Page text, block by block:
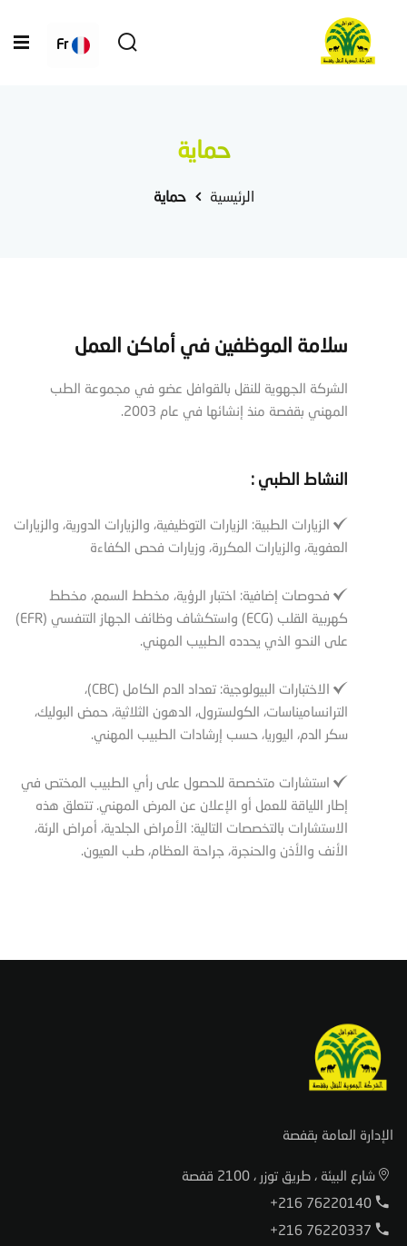
Fr
حماية
الرئيسية حماية
سلامة الموظفين في أماكن العمل
الشركة الجهوية للنقل بالقوافل عضو في مجموعة الطب
المهني بقفصة منذ إنشائها في عام 2003.
النشاط الطبي :
الزيارات الطبية: الزيارات التوظيفية، والزيارات الدورية، والزيارات
العفوية، والزيارات المكررة، وزيارات فحص الكفاءة
فحوصات إضافية: اختبار الرؤية، مخطط السمع، مخطط
كهربية القلب (ECG) واستكشاف وظائف الجهاز التنفسي (EFR)
على النحو الذي يحدده الطبيب المهني.
الاختبارات البيولوجية: تعداد الدم الكامل (CBC)،
الترانساميناسات، الكولسترول، الدهون الثلاثية، حمض البوليك،
سكر الدم، اليوريا، حسب إرشادات الطبيب المهني.
استشارات متخصصة للحصول على رأي الطبيب المختص في
إطار اللياقة للعمل أو الإعلان عن المرض المهني. تتعلق هذه
الاستشارات بالتخصصات التالية: الأمراض الجلدية، أمراض الرئة،
الأنف والأذن والحنجرة، جراحة العظام، طب العيون.
الإدارة العامة بقفصة
شارع البيئة ، طريق توزر ، 2100 قفصة
+216 76220140
+216 76220337